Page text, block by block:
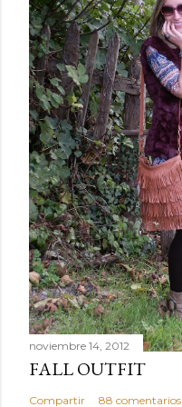
noviembre 14, 2012
FALL OUTFIT
Compartir 88 comentarios